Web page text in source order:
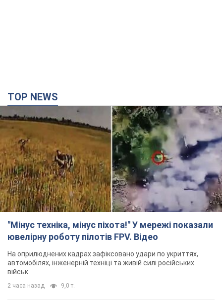
TOP NEWS
"Мінус техніка, мінус піхота!" У мережі показали
ювелірну роботу пілотів FPV. Відео
На оприлюднених кадрах зафіксовано удари по укриттях,
автомобілях, інженерній техніці та живій силі російських
військ
2 часа назад 9,0 т.